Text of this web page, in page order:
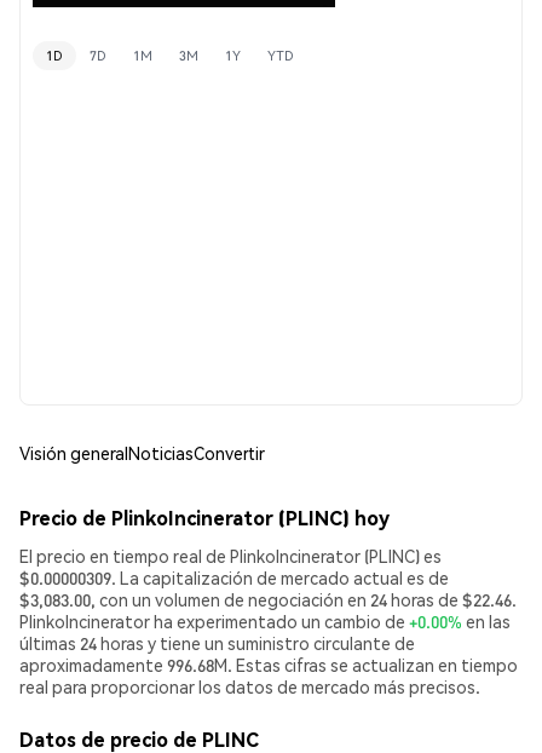
1D 7D 1M 3M 1Y YTD
Visión generalNoticiasConvertir
Precio de PlinkoIncinerator (PLINC) hoy
El precio en tiempo real de PlinkoIncinerator (PLINC) es
$0.00000309. La capitalización de mercado actual es de
$3,083.00, con un volumen de negociación en 24 horas de $22.46.
PlinkoIncinerator ha experimentado un cambio de +0.00% en las
últimas 24 horas y tiene un suministro circulante de
aproximadamente 996.68M. Estas cifras se actualizan en tiempo
real para proporcionar los datos de mercado más precisos.
Datos de precio de PLINC